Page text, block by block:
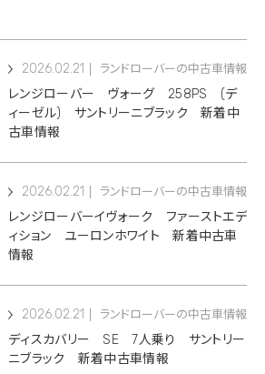
2026.02.21 ランドローバーの中古車情報
レンジローバー ヴォーグ 258PS (デ
ィーゼル) サントリーニブラック 新着中
古車情報
2026.02.21 ランドローバーの中古車情報
レンジローバーイヴォーク ファーストエデ
ィション ユーロンホワイト 新着中古車
情報
2026.02.21 ランドローバーの中古車情報
ディスカバリー SE 7人乗り サントリー
ニブラック 新着中古車情報